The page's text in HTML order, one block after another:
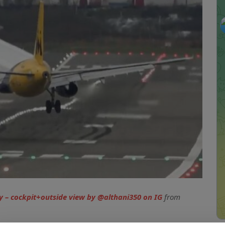
Petronas, Kuala Lumpur
MALASIA
– cockpit+outside view by @althani350 on IG from